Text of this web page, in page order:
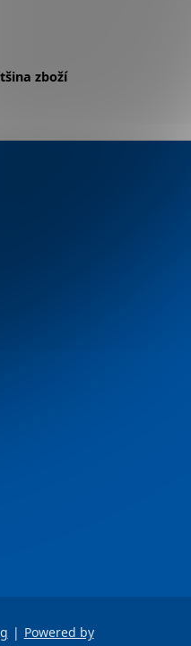
zboží
| Powered by